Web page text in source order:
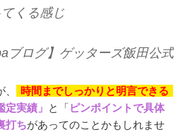
くる感じ
ブログ】ゲッターズ飯田公式
時間までしっかりと明言できる
定実績」 と「ピンポイントで具体
打ちがあってのことかもしれませ